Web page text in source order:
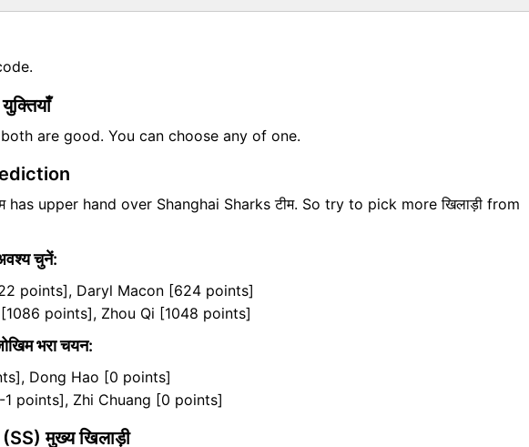
are good. You can choose any of one.
has upper hand over Shanghai Sharks टीम. So try to pick more खिलाड़ी from
चुनें:
points], Daryl Macon [624 points]
points], Zhou Qi [1048 points]
भरा चयन:
Dong Hao [0 points]
1 points], Zhi Chuang [0 points]
मुख्य खिलाड़ी